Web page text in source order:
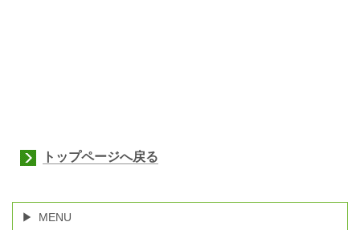
トップページへ戻る
MENU